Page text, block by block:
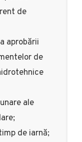
de
aprobării
de
ale
de iarnă;